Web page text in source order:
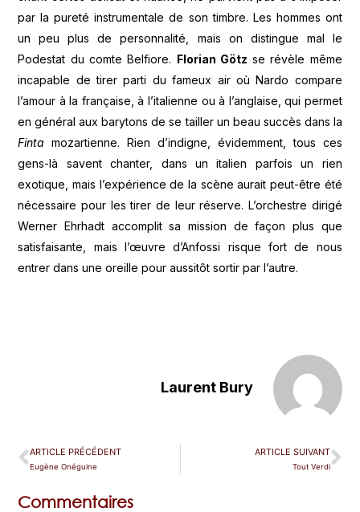
par la pureté instrumentale de son timbre. Les hommes ont
un peu plus de personnalité, mais on distingue mal le
Podestat du comte Belfiore.
Florian Götz se révèle même
incapable de tirer parti du fameux air où Nardo compare
l’amour à la française, à l’italienne ou à l’anglaise, qui permet
en général aux barytons de se tailler un beau succès dans la
Fintamozartienne. Rien d’indigne, évidemment, tous ces
gens-là savent chanter, dans un italien parfois un rien
exotique, mais l’expérience de la scène aurait peut-être été
nécessaire pour les tirer de leur réserve. L’orchestre dirigé
Werner Ehrhadt accomplit sa mission de façon plus que
satisfaisante, mais l’œuvre d’Anfossi risque fort de nous
entrer dans une oreille pour aussitôt sortir par l’autre.
Laurent Bury
ARTICLE PRÉCÉDENT
Eugène Onéguine
ARTICLE SUIVANT
Tout Verdi
Commentaires